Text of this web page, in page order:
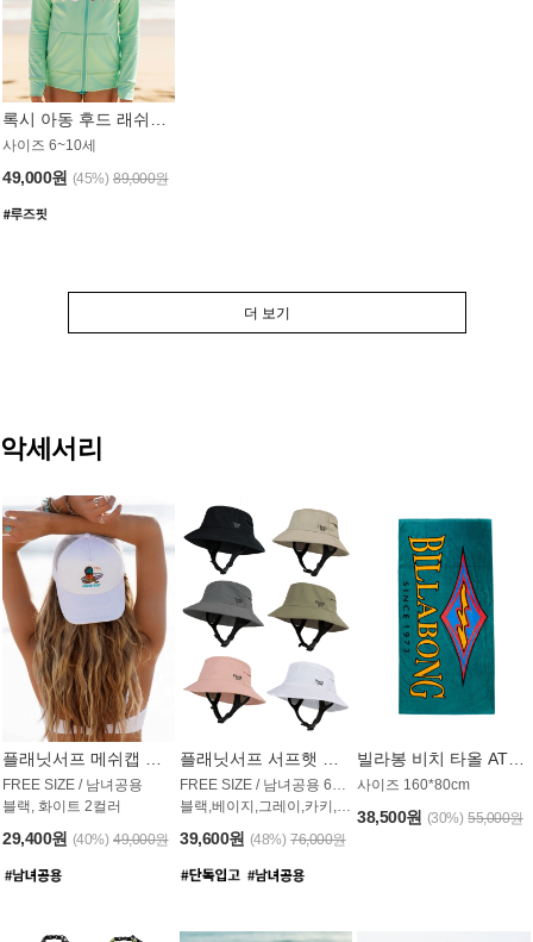
록시 아동 후드 래쉬가드 GT764MRX
사이즈 6~10세
49,000원 (45%) 89,000원
더 보기
악세서리
FREE SIZE / 남녀공용
블랙, 화이트 2컬러
29,400원 (40%) 49,000원
블랙,베이지,그레이,카키,핑크,화이트
39,600원 (48%) 76,000원
사이즈 160*80cm
38,500원 (30%) 55,000원